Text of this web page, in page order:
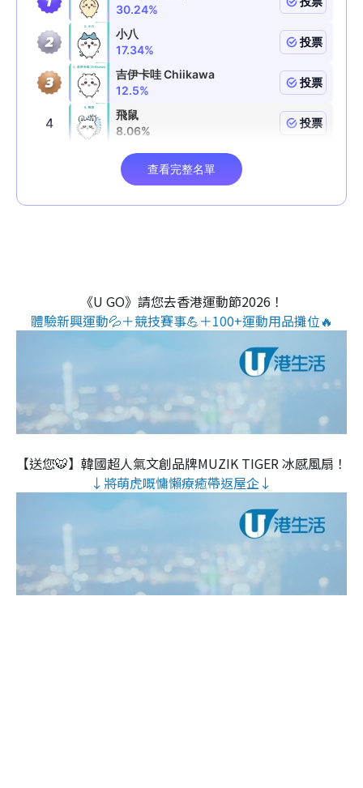
《U GO》請您去香港運動節2026！
體驗新興運動💦＋競技賽事💪＋100+運動用品攤位🔥
【送您🐯】韓國超人氣文創品牌MUZIK TIGER 冰感風扇！
↓將萌虎嘅慵懶療癒帶返屋企↓